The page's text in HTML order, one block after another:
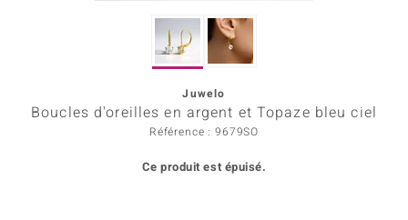
Juwelo
Boucles d'oreilles en argent et Topaze bleu ciel
Référence : 9679SO
Ce produit est épuisé.